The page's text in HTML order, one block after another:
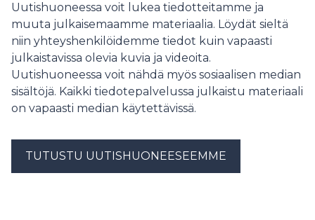
Uutishuoneessa voit lukea tiedotteitamme ja
muuta julkaisemaamme materiaalia. Löydät sieltä
niin yhteyshenkilöidemme tiedot kuin vapaasti
julkaistavissa olevia kuvia ja videoita.
Uutishuoneessa voit nähdä myös sosiaalisen median
sisältöjä. Kaikki tiedotepalvelussa julkaistu materiaali
on vapaasti median käytettävissä.
TUTUSTU UUTISHUONEESEEMME